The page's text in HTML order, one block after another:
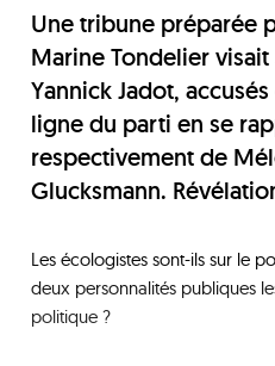
Une tribune préparée
Marine Tondelier visait
Yannick Jadot,
ligne du parti en se
respectivement de
Glucksmann.
Les écologistes sont-ils sur le
deux personnalités publiques
politique ?